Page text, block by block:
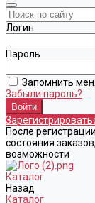
Логин
Пароль
Запомнить
Забыли пароль?
После
состояния
возможности
Каталог
Назад
Каталог